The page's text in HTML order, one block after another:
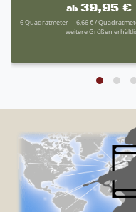
ab39,95 €
6Quadratmeter | 6,66 € /
weitere Größen